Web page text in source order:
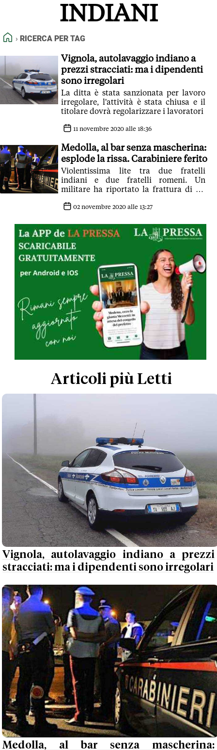
NORMATIVE DEONTOLOGICHE
TERMINI e CONDIZIONI
INDIANI
HOME
RICERCA PER TAG
Vignola, autolavaggio indiano a
prezzi stracciati: ma i dipendenti
sono irregolari
La ditta è stata sanzionata per lavoro
irregolare, l'attività è stata chiusa e il
titolare dovrà regolarizzare i lavoratori
11 novembre 2020 alle 18:36
Medolla, al bar senza mascherina:
esplode la rissa. Carabiniere ferito
Violentissima lite tra due fratelli
indiani e due fratelli romeni. Un
militare ha riportato la frattura di un
02 novembre 2020 alle 13:27
Articoli più Letti
Vignola, autolavaggio indiano a prezzi
stracciati: ma i dipendenti sono irregolari
Medolla, al bar senza mascherina: